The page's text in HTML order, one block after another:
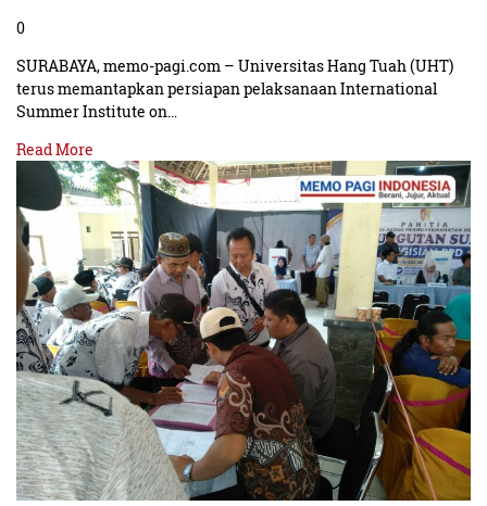
0
SURABAYA, memo-pagi.com – Universitas Hang Tuah (UHT)
terus memantapkan persiapan pelaksanaan International
Summer Institute on…
Read More